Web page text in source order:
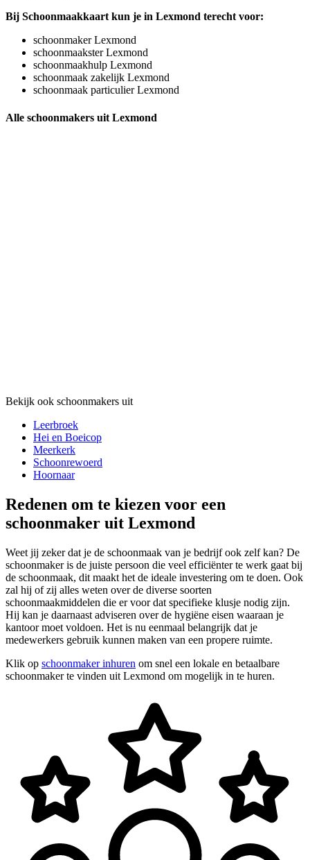
Bij Schoonmaakkaart kun je in Lexmond terecht voor:
schoonmaker Lexmond
schoonmaakster Lexmond
schoonmaakhulp Lexmond
schoonmaak zakelijk Lexmond
schoonmaak particulier Lexmond
Alle schoonmakers uit Lexmond
Bekijk ook schoonmakers uit
Leerbroek
Hei en Boeicop
Meerkerk
Schoonrewoerd
Hoornaar
Redenen om te kiezen voor een
schoonmaker uit Lexmond
Weet jij zeker dat je de schoonmaak van je bedrijf ook zelf kan? De
schoonmaker is de juiste persoon die veel efficiënter te werk gaat bij
de schoonmaak, dit maakt het de ideale investering om te doen. Ook
zal hij of zij alles weten over de diverse soorten
schoonmaakmiddelen die er voor dat specifieke klusje nodig zijn.
Hij kan je daarnaast adviseren over de hygiëne eisen waaraan je
kantoor moet voldoen. Het is nu eenmaal belangrijk dat je
medewerkers gebruik kunnen maken van een propere ruimte.
Klik op schoonmaker inhuren om snel een lokale en betaalbare
schoonmaker te vinden uit Lexmond om mogelijk in te huren.